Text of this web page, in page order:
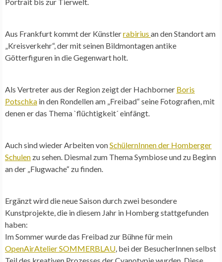
Aus Frankfurt kommt der Künstlerrabirius an den Standort am
„Kreisverkehr“, der mit seinen Bildmontagen antike
Götterfiguren in die Gegenwart holt.
Als Vertreter aus der Region zeigt der Hachborner Boris
Potschka in den Rondellen am „Freibad“ seine Fotografien, mit
denen er das Thema `flüchtigkeit´ einfängt.
Auch sind wieder Arbeiten vonSchülernInnen der Homberger
Schulen zu sehen. Diesmal zum Thema Symbiose und zu Beginn
an der „Flugwache“ zu finden.
Ergänzt wird die neue Saison durch zwei besondere
Kunstprojekte, die in diesem Jahr in Homberg stattgefunden
haben:
Im Sommer wurde das Freibad zur Bühne für mein
OpenAirAtelier SOMMERBLAU, bei der BesucherInnen selbst